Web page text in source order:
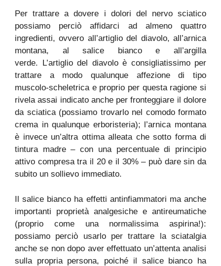
Per trattare a dovere i dolori del nervo sciatico
possiamo perciò affidarci ad almeno quattro
ingredienti, ovvero all’artiglio del diavolo, all’arnica
montana, al salice bianco e all’argilla
verde. L’artiglio del diavolo è consigliatissimo per
trattare a modo qualunque affezione di tipo
muscolo-scheletrica e proprio per questa ragione si
rivela assai indicato anche per fronteggiare il dolore
da sciatica (possiamo trovarlo nel comodo formato
crema in qualunque erboristeria); l’arnica montana
è invece un’altra ottima alleata che sotto forma di
tintura madre – con una percentuale di principio
attivo compresa tra il 20 e il 30% – può dare sin da
subito un sollievo immediato.
Il salice bianco ha effetti antinfiammatori ma anche
importanti proprietà analgesiche e antireumatiche
(proprio come una normalissima aspirina!):
possiamo perciò usarlo per trattare la sciatalgia
anche se non dopo aver effettuato un’attenta analisi
sulla propria persona, poiché il salice bianco ha